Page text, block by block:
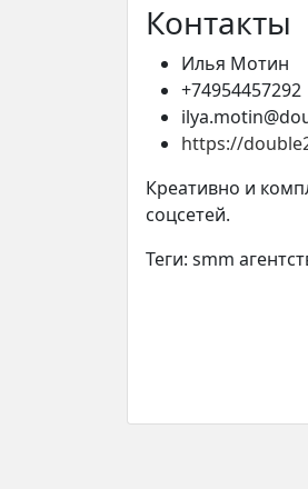
Контакты
Илья Мотин
+74954457292
https://
Креативно и
соцсетей.
Теги: smm